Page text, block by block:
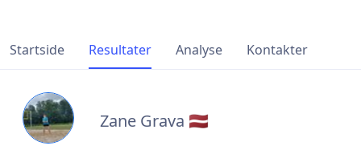
Startside Resultater Analyse Kontakter
Zane Grava 🇱🇻